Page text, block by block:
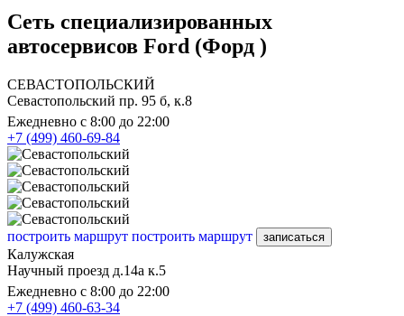
Сеть специализированных
автосервисов Ford (Форд )
СЕВАСТОПОЛЬСКИЙ
Севастопольский пр. 95 б, к.8
Ежедневно с 8:00 до 22:00
+7 (499) 460-69-84
построить маршрут построить маршрут записаться
Калужская
Научный проезд д.14а к.5
Ежедневно с 8:00 до 22:00
+7 (499) 460-63-34